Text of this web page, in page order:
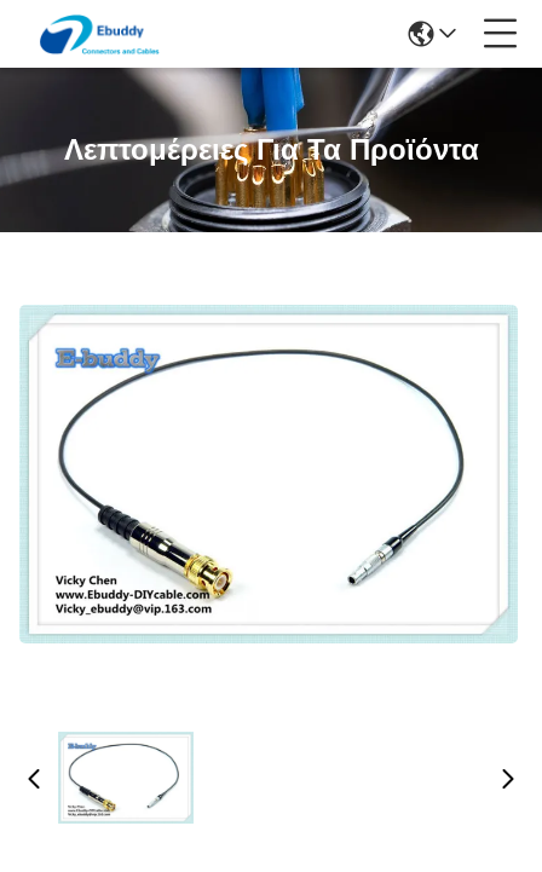
Λεπτομέρειες Για Τα Προϊόντα